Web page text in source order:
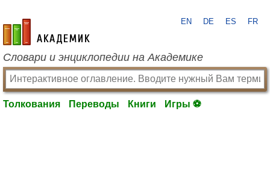
academic.ru
EN DE ES FR
Словари и энциклопедии на Академике
Толкования Переводы Книги Игры ⚽